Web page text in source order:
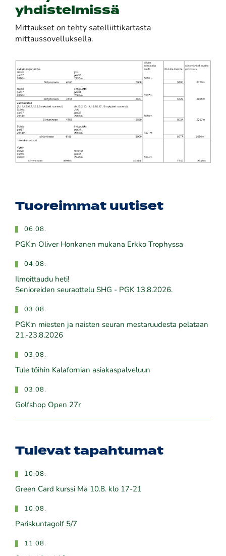
yhdistelmissä
Mittaukset on tehty satelliittikartasta
mittaussovelluksella.
Tuoreimmat uutiset
06.08.
PGK:n Oliver Honkanen mukana Erkko Trophyssa
04.08.
Ilmoittaudu heti!
​​​​​​​Senioreiden seuraottelu SHG - PGK 13.8.2026.
03.08.
PGK:n miesten ja naisten seuran mestaruudesta pelataan
21.-23.8.2026
03.08.
Tule töihin Kalafornian asiakaspalveluun
03.08.
Golfshop Open 27r
Tulevat tapahtumat
10.08.
Green Card kurssi Ma 10.8. klo 17-21
10.08.
Pariskuntagolf 5/7
11.08.